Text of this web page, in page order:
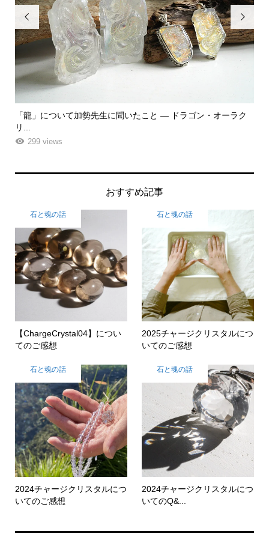

たこと ― ドラゴン・オーラク
「飾る」から「使う」へ。鉱物と

おすすめ記事
石と魂の話
【ChargeCrystal04】につい
てのご感想
石と魂の話
2025チャージクリスタルにつ
いてのご感想
石と魂の話
2024チャージクリスタルにつ
いてのご感想
石と魂の話
2024チャージクリスタルにつ
いてのQ&...